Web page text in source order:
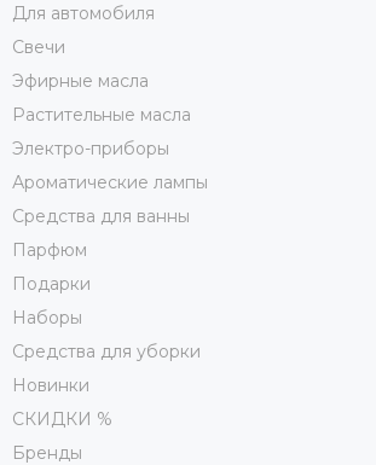
Для автомобиля
Свечи
Эфирные масла
Растительные масла
Электро-приборы
Ароматические лампы
Средства для ванны
Парфюм
Подарки
Наборы
Средства для уборки
Новинки
СКИДКИ %
Бренды